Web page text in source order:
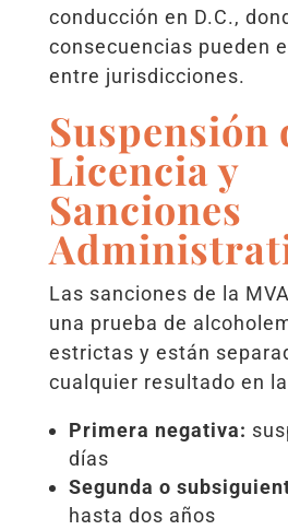
conducción en D.C.,
consecuencias pueden
entre jurisdicciones.
Suspensión
Licencia y
Sanciones
Las sanciones de la
una prueba de
estrictas y están
cualquier resultado en
Primera negativa:
días
Segunda o
hasta dos años